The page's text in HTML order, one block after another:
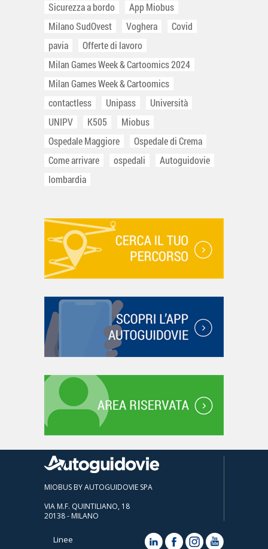
Sicurezza a bordo
App Miobus
Milano SudOvest
Voghera
Covid
pavia
Offerte di lavoro
Milan Games Week & Cartoomics 2024
Milan Games Week & Cartoomics
contactless
Unipass
Università
UNIPV
K505
Miobus
Ospedale Maggiore
Ospedale di Crema
Come arrivare
ospedali
Autoguidovie
lombardia
MIOBUS BY AUTOGUIDOVIE SPA
VIA M.F. QUINTILIANO, 18
20138 - MILANO
Linee